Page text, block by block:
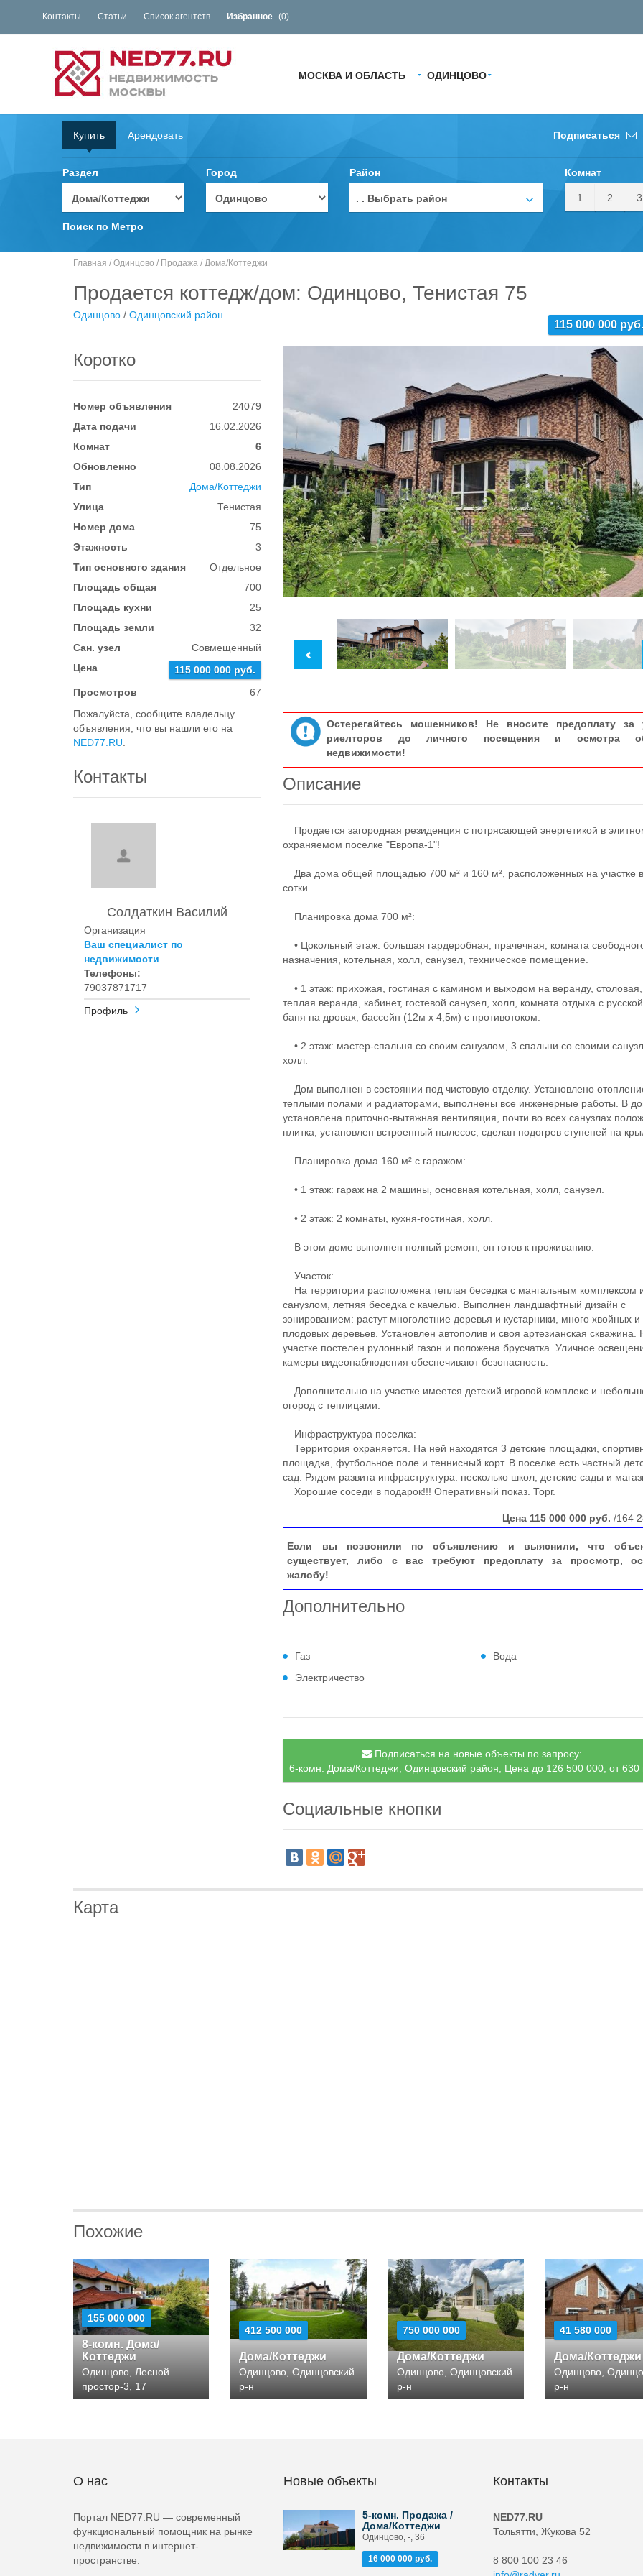
Контакты Статьи Список агентств Избранное (0)
МОСКВА И ОБЛАСТЬ ОДИНЦОВО
Купить Арендовать Подписаться
Раздел Город Район
. . Выбрать район
Комнат
1 2 3
Поиск по Метро
Главная / Одинцово / Продажа / Дома/Коттеджи
Продается коттедж/дом: Одинцово, Тенистая 75
115 000 000 руб.
Одинцово / Одинцовский район
Коротко
Номер объявления
24079
Дата подачи
16.02.2026
Комнат
6
Обновленно
08.08.2026
Тип
Дома/Коттеджи
Улица
Тенистая
Номер дома
75
Этажность
3
Тип основного здания
Отдельное
Площадь общая
700
Площадь кухни
25
Площадь земли
32
Сан. узел
Совмещенный
Цена
115 000 000 руб.
Просмотров
67
Пожалуйста, сообщите владельцу
объявления, что вы нашли его на
NED77.RU
Контакты
Солдаткин Василий
Организация
Ваш специалист по
недвижимости
Телефоны:
79037871717
Профиль
Остерегайтесь мошенников! Не вносите предоплату за
риелторов до личного посещения и осмотра
недвижимости!
Описание
Продается загородная резиденция с потрясающей энергетикой в
охраняемом поселке "Европа-1"!
Два дома общей площадью 700 м² и 160 м², расположенных на участке
сотки.
Планировка дома 700 м²:
• Цокольный этаж: большая гардеробная, прачечная, комната
назначения, котельная, холл, санузел, техническое помещение.
• 1 этаж: прихожая, гостиная с камином и выходом на веранду, столовая,
теплая веранда, кабинет, гостевой санузел, холл, комната отдыха с
баня на дровах, бассейн (12м х 4,5м) с противотоком.
• 2 этаж: мастер-спальня со своим санузлом, 3 спальни со своими
холл.
Дом выполнен в состоянии под чистовую отделку. Установлено
теплыми полами и радиаторами, выполнены все инженерные работы. В
установлена приточно-вытяжная вентиляция, почти во всех санузлах
плитка, установлен встроенный пылесос, сделан подогрев ступеней на
Планировка дома 160 м² с гаражом:
• 1 этаж: гараж на 2 машины, основная котельная, холл, санузел.
• 2 этаж: 2 комнаты, кухня-гостиная, холл.
В этом доме выполнен полный ремонт, он готов к проживанию.
Участок:
На территории расположена теплая беседка с мангальным комплексом
санузлом, летняя беседка с качелью. Выполнен ландшафтный дизайн с
зонированием: растут многолетние деревья и кустарники, много хвойных и
плодовых деревьев. Установлен автополив и своя артезианская скважина.
участке постелен рулонный газон и положена брусчатка. Уличное
камеры видеонаблюдения обеспечивают безопасность.
Дополнительно на участке имеется детский игровой комплекс и
огород с теплицами.
Инфраструктура поселка:
Территория охраняется. На ней находятся 3 детские площадки,
площадка, футбольное поле и теннисный корт. В поселке есть частный
сад. Рядом развита инфраструктура: несколько школ, детские сады и
Хорошие соседи в подарок!!! Оперативный показ. Торг.
Цена 115 000 000 руб. /164
Если вы позвонили по объявлению и выяснили, что
существует, либо с вас требуют предоплату за просмотр,
жалобу!
Дополнительно
Газ
Вода
Электричество
Подписаться на новые объекты по запросу:
6-комн. Дома/Коттеджи, Одинцовский район, Цена до 126 500 000, от 630
Социальные кнопки
Карта
Похожие
155 000 000
8-комн. Дома/
Коттеджи
Одинцово, Лесной
простор-3, 17
412 500 000
Дома/Коттеджи
Одинцово, Одинцовский
р-н
750 000 000
Дома/Коттеджи
Одинцово, Одинцовский
р-н
41 580 000
Дома/Коттеджи
Одинцово,
р-н
О нас
Портал NED77.RU — современный
функциональный помощник на рынке
недвижимости в интернет-
пространстве.
Новые объекты
5-комн. Продажа /
Дома/Коттеджи
Одинцово, -, 36
16 000 000 руб.
Контакты
NED77.RU
Тольятти, Жукова 52
8 800 100 23 46